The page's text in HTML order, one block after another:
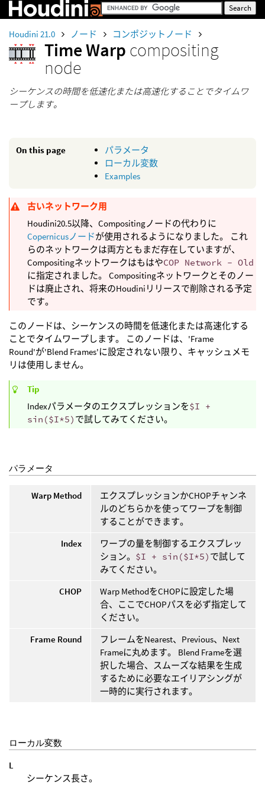
Houdini 21.0 ノード コンポジットノード
Time Warp compositing
node
シーケンスの時間を低速化または高速化することでタイムワ
ープします。
On this page
パラメータ
ローカル変数
Examples
古いネットワーク用
Houdini20.5以降、Compositingノードの代わりに
Copernicusノードが使用されるようになりました。 これ
らのネットワークは両方ともまだ存在していますが、
CompositingネットワークはもはやCOP Network - Old
に指定されました。 Compositingネットワークとそのノー
ドは廃止され、将来のHoudiniリリースで削除される予定
です。
このノードは、シーケンスの時間を低速化または高速化する
ことでタイムワープします。 このノードは、'Frame
Round'が'Blend Frames'に設定されない限り、キャッシュメモ
リは使用しません。
Tip
Indexパラメータのエクスプレッションを$I +
sin($I*5) で試してみてください。
パラメータ
Warp Method
エクスプレッションかCHOPチャンネ
ルのどちらかを使ってワープを制御
することができます。
Index
ワープの量を制御するエクスプレッ
ション。 $I + sin($I*5) で試して
みてください。
CHOP
Warp MethodをCHOPに設定した場
合、ここでCHOPパスを必ず指定して
ください。
Frame Round
フレームをNearest、Previous、Next
Frameに丸めます。 Blend Frameを選
択した場合、スムーズな結果を生成
するために必要なエイリアシングが
一時的に実行されます。
ローカル変数
L
シーケンス長さ。